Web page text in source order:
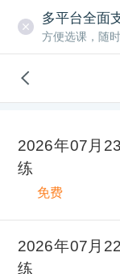
多平台全面
方便选课，随
2026年07月
练
免费
2026年07月
练